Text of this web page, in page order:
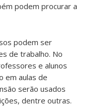
podem procurar a
podem ser
de trabalho. No
e alunos
em aulas de
serão usados
dentre outras.